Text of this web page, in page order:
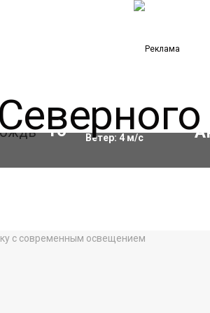
16 °C Влажность:90%
Ветер: 4м/с